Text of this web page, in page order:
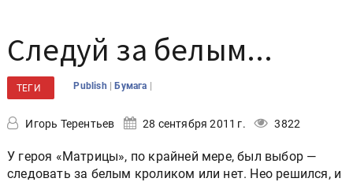
Следуй за белым...
ТЕГИ Publish |Бумага |
Игорь Терентьев 28 сентября 2011 г. 3822
У героя «Матрицы», по крайней мере, был выбор —
следовать за белым кроликом или нет. Нео решился, и